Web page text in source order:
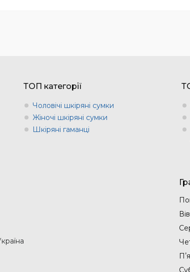
ТОП категорії
Чоловічі шкіряні сумки
Жіночі шкіряні сумки
Шкіряні гаманці